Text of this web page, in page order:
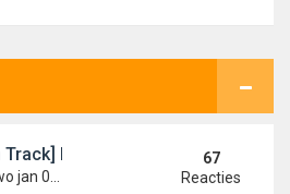
Track] MG ZR MGCC
04, 2012 12:09 am
67
Reacties